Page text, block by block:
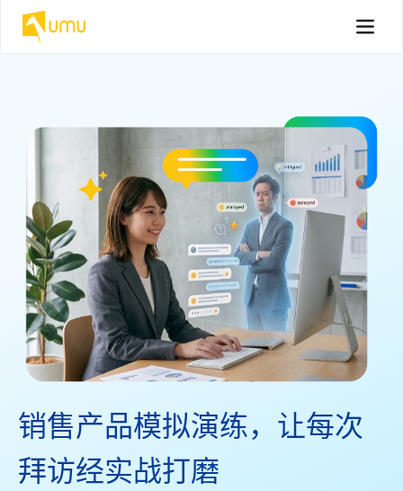
销售产品模拟演练，让每次
拜访经实战打磨